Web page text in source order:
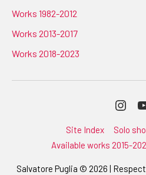
Works 1982-2012
Works 2013-2017
Works 2018-2023
Salvatore Puglia © 2026 |
Site Index
Solo
Available works 2015-